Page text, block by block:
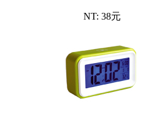
NT: 38元